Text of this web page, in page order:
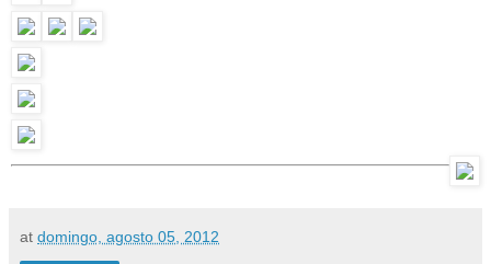
at domingo, agosto 05, 2012